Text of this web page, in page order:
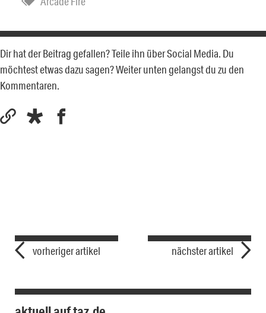
Dir hat der Beitrag gefallen? Teile ihn über Social Media. Du
möchtest etwas dazu sagen? Weiter unten gelangst du zu den
Kommentaren.
vorheriger artikel nächster artikel